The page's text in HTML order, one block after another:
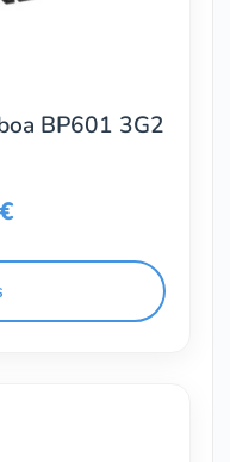
BP601 3G2
€